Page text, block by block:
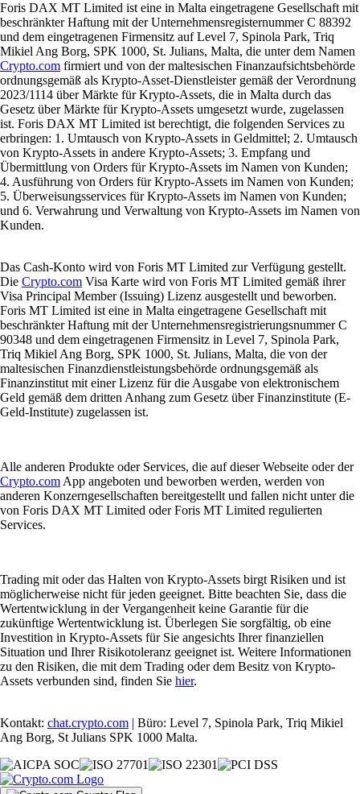
Foris DAX MT Limited ist eine in Malta eingetragene Gesellschaft mit
beschränkter Haftung mit der Unternehmensregisternummer C 88392
und dem eingetragenen Firmensitz auf Level 7, Spinola Park, Triq
Mikiel Ang Borg, SPK 1000, St. Julians, Malta, die unter dem Namen
Crypto.com firmiert und von der maltesischen Finanzaufsichtsbehörde
ordnungsgemäß als Krypto-Asset-Dienstleister gemäß der Verordnung
2023/1114 über Märkte für Krypto-Assets, die in Malta durch das
Gesetz über Märkte für Krypto-Assets umgesetzt wurde, zugelassen
ist. Foris DAX MT Limited ist berechtigt, die folgenden Services zu
erbringen: 1. Umtausch von Krypto-Assets in Geldmittel; 2. Umtausch
von Krypto-Assets in andere Krypto-Assets; 3. Empfang und
Übermittlung von Orders für Krypto-Assets im Namen von Kunden;
4. Ausführung von Orders für Krypto-Assets im Namen von Kunden;
5. Überweisungsservices für Krypto-Assets im Namen von Kunden;
und 6. Verwahrung und Verwaltung von Krypto-Assets im Namen von
Kunden.
Das Cash-Konto wird von Foris MT Limited zur Verfügung gestellt.
Die Crypto.com Visa Karte wird von Foris MT Limited gemäß ihrer
Visa Principal Member (Issuing) Lizenz ausgestellt und beworben.
Foris MT Limited ist eine in Malta eingetragene Gesellschaft mit
beschränkter Haftung mit der Unternehmensregistrierungsnummer C
90348 und dem eingetragenen Firmensitz in Level 7, Spinola Park,
Triq Mikiel Ang Borg, SPK 1000, St. Julians, Malta, die von der
maltesischen Finanzdienstleistungsbehörde ordnungsgemäß als
Finanzinstitut mit einer Lizenz für die Ausgabe von elektronischem
Geld gemäß dem dritten Anhang zum Gesetz über Finanzinstitute (E-
Geld-Institute) zugelassen ist.
Alle anderen Produkte oder Services, die auf dieser Webseite oder der
Crypto.comApp angeboten und beworben werden, werden von
anderen Konzerngesellschaften bereitgestellt und fallen nicht unter die
von Foris DAX MT Limited oder Foris MT Limited regulierten
Services.
Trading mit oder das Halten von Krypto-Assets birgt Risiken und ist
möglicherweise nicht für jeden geeignet. Bitte beachten Sie, dass die
Wertentwicklung in der Vergangenheit keine Garantie für die
zukünftige Wertentwicklung ist. Überlegen Sie sorgfältig, ob eine
Investition in Krypto-Assets für Sie angesichts Ihrer finanziellen
Situation und Ihrer Risikotoleranz geeignet ist. Weitere Informationen
zu den Risiken, die mit dem Trading oder dem Besitz von Krypto-
Assets verbunden sind, finden Sie hier.
Kontakt: chat.crypto.com | Büro: Level 7, Spinola Park, Triq Mikiel
Ang Borg, St Julians SPK 1000 Malta.